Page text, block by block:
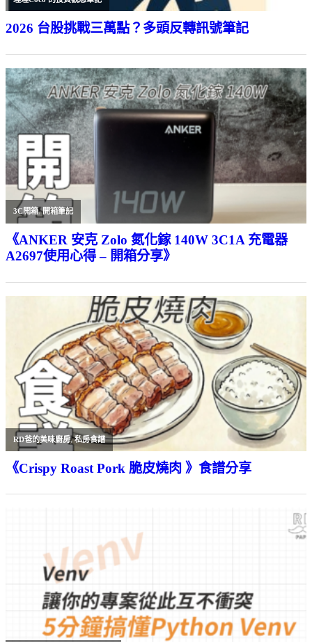
2026 台股挑戰三萬點？多頭反轉訊號筆記
3C開箱,開箱筆記
《ANKER 安克 Zolo 氮化鎵 140W 3C1A 充電器
A2697使用心得 – 開箱分享》
RD爸的美味廚房,私房食譜
《Crispy Roast Pork 脆皮燒肉 》食譜分享